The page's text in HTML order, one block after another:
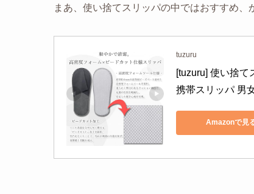
まあ、使い捨てスリッパの中ではおすすめ、
tuzuru
[tuzuru] 使い捨て
携帯スリッパ 男
Amazonで見